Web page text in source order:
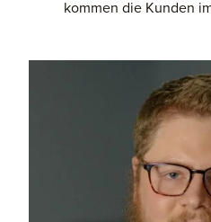
kommen die Kunden